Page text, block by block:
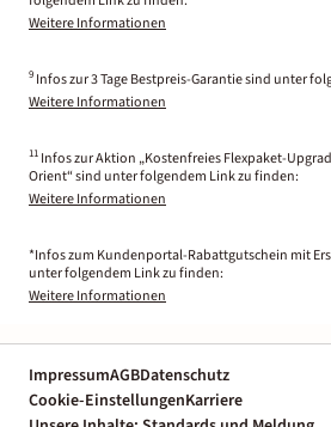
Weitere Informationen
9 Infos zur 3 Tage Bestpreis-Garantie sind unter
Weitere Informationen
11 Infos zur Aktion „Kostenfreies Flexpaket-
Orient“ sind unter folgendem Link zu finden:
Weitere Informationen
*Infos zum Kundenportal-Rabattgutschein mit
unter folgendem Link zu finden:
Weitere Informationen
ImpressumAGBDatenschutz
Cookie-EinstellungenKarriere